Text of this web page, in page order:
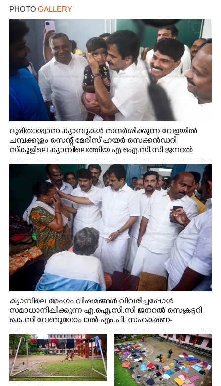
PHOTO GALLERY
ദുരിതാശ്വാസ ക്യാമ്പുകൾ സന്ദർശിക്കുന്ന വേളയിൽ
ചമ്പക്കുളം സെന്റ് മേരീസ് ഹയർ സെക്കൻഡറി
സ്കൂളിലെ ക്യാമ്പിലെത്തിയ എ.ഐ.സി.സി ജനറൽ
സെക്രട്ടറി കെ.സി വേണുഗോപാൽ എം.പി കുരുന്നിനെ
എടുത്ത് ലാളിച്ചപ്പോൾ. സഹകരണ-എക്സൈസ്
വകുപ്പ് മന്ത്രി എം. ലിജു, കൃഷിവകുപ്പ് മന്ത്രി ടി. സിദ്ദിഖ്,
റെജി ചെറിയാൻ എം. എൽ. എ എന്നിവർ സമീപം
ക്യാമ്പിലെ അംഗം വിഷമങ്ങൾ വിവരിച്ചപ്പോൾ
സമാധാനിപ്പിക്കുന്ന എ.ഐ.സി.സി ജനറൽ സെക്രട്ടറി
കെ.സി വേണുഗോപാൽ എം.പി. സഹകരണ-
എക്സൈസ് വകുപ്പ് മന്ത്രി എം. ലിജു, എന്നിവർ